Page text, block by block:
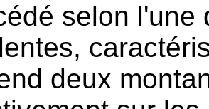
selon l'une
deux